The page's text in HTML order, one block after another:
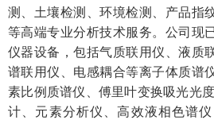
测、土壤检测、环境检测、产品指
等高端专业分析技术服务。公司现
仪器设备，包括气质联用仪、液质
谱联用仪、电感耦合等离子体质谱
素比例质谱仪、傅里叶变换吸光光
计、元素分析仪、高效液相色谱